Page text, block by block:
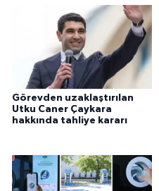
Görevden uzaklaştırılan
Utku Caner Çaykara
hakkında tahliye kararı